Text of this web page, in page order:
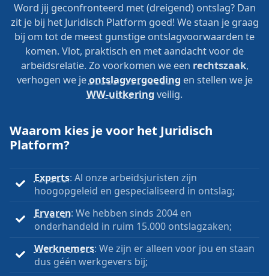
Word jij geconfronteerd met (dreigend) ontslag? Dan
zit je bij het Juridisch Platform goed! We staan je graag
bij om tot de meest gunstige ontslagvoorwaarden te
komen. Vlot, praktisch en met aandacht voor de
arbeidsrelatie. Zo voorkomen we een rechtszaak,
verhogen we jeontslagvergoeding en stellen we je
WW-uitkering veilig.
Waarom kies je voor het Juridisch
Platform?
Experts: Al onze arbeidsjuristen zijn
hoogopgeleid en gespecialiseerd in ontslag;
Ervaren: We hebben sinds 2004 en
onderhandeld in ruim 15.000 ontslagzaken;
Werknemers: We zijn er alleen voor jou en staan
dus géén werkgevers bij;